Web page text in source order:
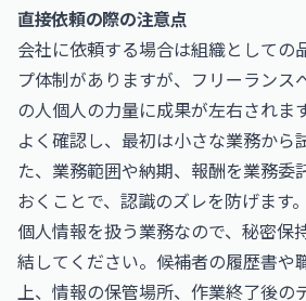
直接依頼の際の注意点
会社に依頼する場合は組織としての
プ体制がありますが、フリーランス
の人個人の力量に成果が左右されま
よく確認し、最初は小さな業務から
た、業務範囲や納期、報酬を業務委
おくことで、認識のズレを防げます。
個人情報を扱う業務なので、秘密保
結してください。候補者の履歴書や
上、情報の保管場所、作業終了後の